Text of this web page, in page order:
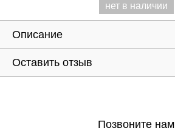
нет в наличии
Описание
Оставить отзыв
Позвоните нам